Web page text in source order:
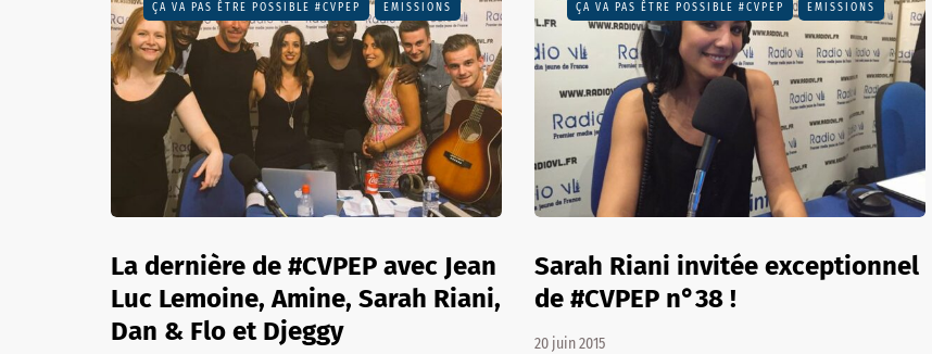
ÇA VA PAS ÊTRE POSSIBLE #CVPEP EMISSIONS
La dernière de #CVPEP avec Jean
Luc Lemoine, Amine, Sarah Riani,
Dan & Flo et Djeggy
ÇA VA PAS ÊTRE POSSIBLE #CVPEP EMISSIONS
Sarah Riani invitée exceptionnel
de #CVPEP n°38 !
20 juin 2015